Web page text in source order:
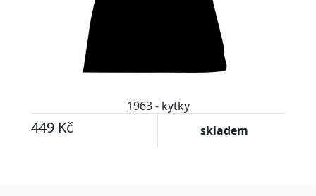
1963 - kytky
449 Kč skladem